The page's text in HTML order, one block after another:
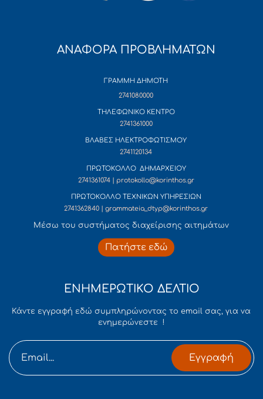
ΑΝΑΦΟΡΑ ΠΡΟΒΛΗΜΑΤΩΝ
ΓΡΑΜΜΗ ΔΗΜΟΤΗ
2741080000
ΤΗΛΕΦΩΝΙΚΟ ΚΕΝΤΡΟ
2741361000
ΒΛΑΒΕΣ ΗΛΕΚΤΡΟΦΩΤΙΣΜΟΥ
2741120134
ΠΡΩΤΟΚΟΛΛΟ ΔΗΜΑΡΧΕΙΟΥ
2741361074 | protokollo@korinthos.gr
ΠΡΩΤΟΚΟΛΛΟ ΤΕΧΝΙΚΩΝ ΥΠΗΡΕΣΙΩΝ
2741362840 | grammateia_dtyp@korinthos.gr
Mέσω του συστήματος διαχείρισης αιτημάτων
Πατήστε εδώ
ΕΝΗΜΕΡΩΤΙΚΟ ΔΕΛΤΙΟ
Κάντε εγγραφή εδώ συμπληρώνοντας το email σας, για να
ενημερώνεστε !
Εγγραφή